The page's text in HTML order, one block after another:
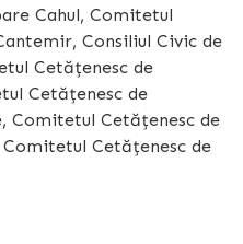
Cahul, Comitetul
Consiliul Civic de
Cetățenesc de
Cetățenesc de
Comitetul Cetățenesc de
Cetățenesc de